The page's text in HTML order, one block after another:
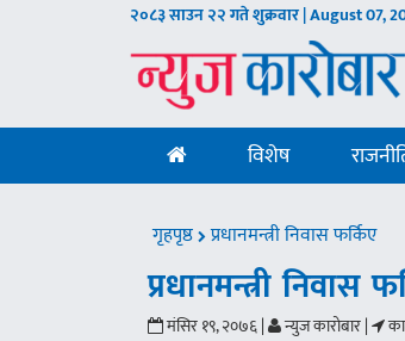
२०८३ साउन २२ गते शुक्रवार | August 07,
विशेष
गृहपृष्ठ प्रधानमन्त्री निवास फर्किए
प्रधानमन्त्री निवास
मंसिर १९, २०७६ | न्युज कारोबार |